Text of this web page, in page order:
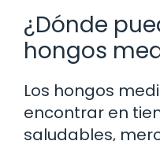
¿Dónde
hongos
Los hongos
encontrar en
saludables,